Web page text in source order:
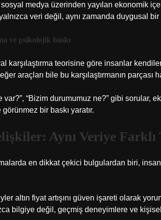
medya üzerinden yayılan ekonomik
veri değil, aynı zamanda duygusal bir
ve psikolojik baskı
karşılaştırma teorisine göre insanlar
araçları bile bu karşılaştırmanın parçası
var?”, “Bizim durumumuz ne?” gibi sorular,
bir baskı yaratır.
Aynı Veriye
en dikkat çekici bulgulardan biri,
altın fiyat artışını güven işareti olarak
bilgiye değil, geçmiş deneyimlere ve